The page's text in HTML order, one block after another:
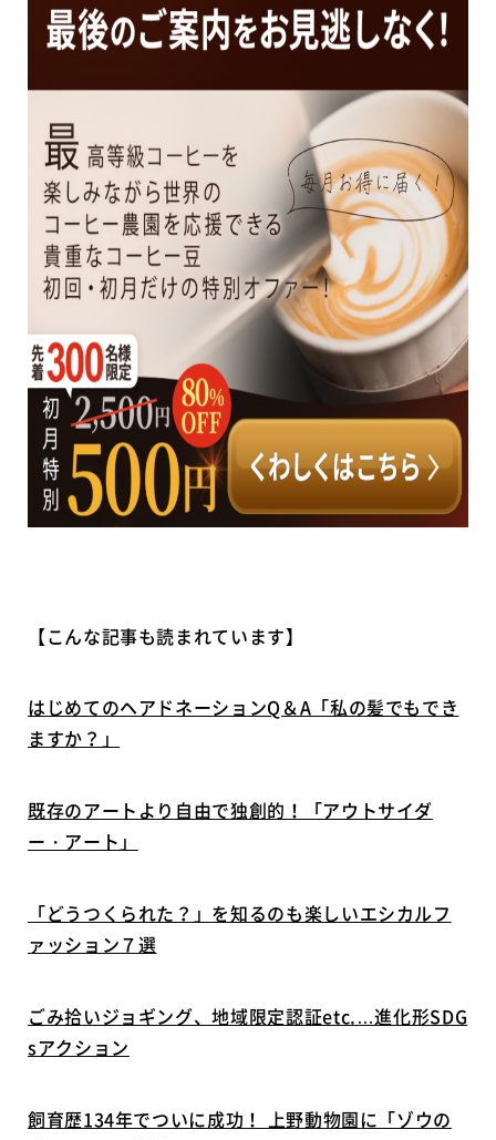
【こんな記事も読まれています】
はじめてのヘアドネーションQ＆A「私の髪でもでき
ますか？」
既存のアートより自由で独創的！「アウトサイダ
ー・アート」
「どうつくられた？」を知るのも楽しいエシカルフ
ァッション７選
ごみ拾いジョギング、地域限定認証etc.…進化形SDG
sアクション
飼育歴134年でついに成功！ 上野動物園に「ゾウの